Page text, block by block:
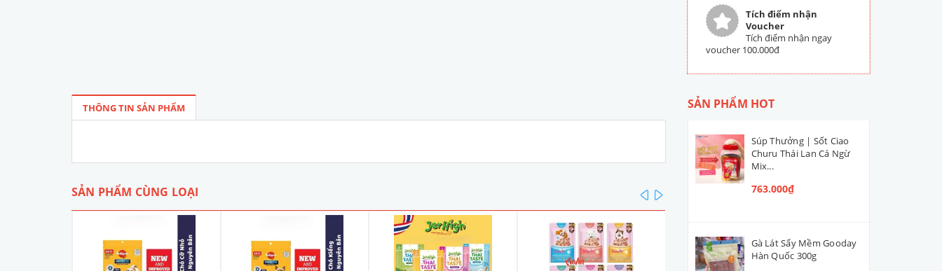
Tích điểm nhận
Voucher
Tích điểm nhận ngay
voucher 100.000đ
THÔNG TIN SẢN PHẨM
SẢN PHẨM CÙNG LOẠI prev
SẢN PHẨM HOT
Súp Thưởng | Sốt Ciao
Churu Thái Lan Cá Ngừ
Mix...
763.000₫
Gà Lát Sấy Mềm Gooday
Hàn Quốc 300g